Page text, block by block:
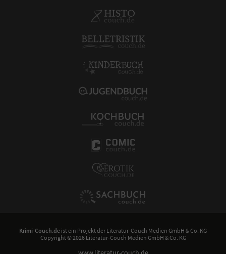
Krimi-Couch.de ist ein Projekt der Literatur-Couch Medien GmbH & Co. KG
Copyright © 2026 Literatur-Couch Medien GmbH & Co. KG